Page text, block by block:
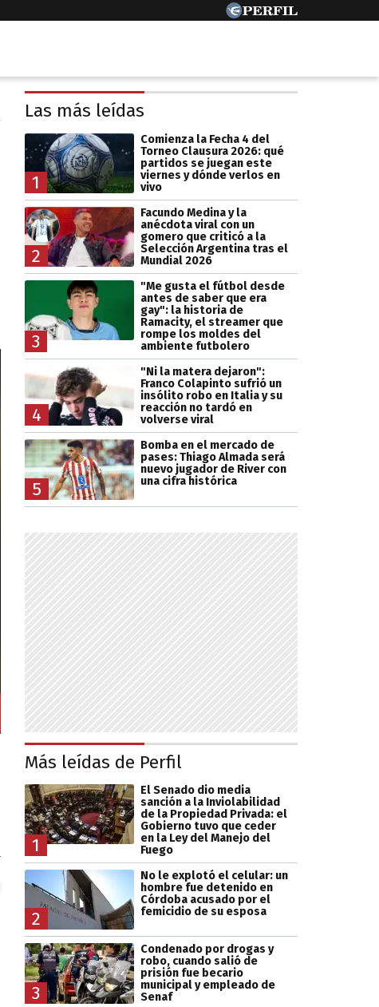
Las más leídas
1
Comienza la Fecha 4 del
Torneo Clausura 2026: qué
partidos se juegan este
viernes y dónde verlos en
vivo
2
Facundo Medina y la
anécdota viral con un
gomero que criticó a la
Selección Argentina tras el
Mundial 2026
3
"Me gusta el fútbol desde
antes de saber que era
gay": la historia de
Ramacity, el streamer que
rompe los moldes del
ambiente futbolero
4
"Ni la matera dejaron":
Franco Colapinto sufrió un
insólito robo en Italia y su
reacción no tardó en
volverse viral
5
Bomba en el mercado de
pases: Thiago Almada será
nuevo jugador de River con
una cifra histórica
Más leídas de Perfil
1
El Senado dio media
sanción a la Inviolabilidad
de la Propiedad Privada: el
Gobierno tuvo que ceder
en la Ley del Manejo del
Fuego
2
No le explotó el celular: un
hombre fue detenido en
Córdoba acusado por el
femicidio de su esposa
3
Condenado por drogas y
robo, cuando salió de
prisión fue becario
municipal y empleado de
Senaf